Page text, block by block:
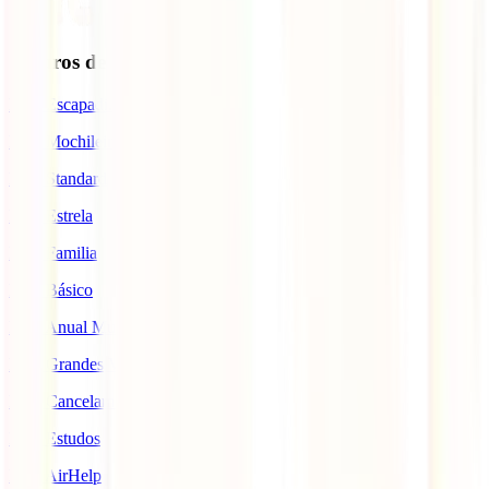
Seguros de Viagem
IATI Escapadinhas
IATI Mochileiro
IATI Standard
IATI Estrela
IATI Familia
IATI Básico
IATI Anual Multiviagem
IATI Grandes Viajantes
IATI Cancelamento Premium
IATI Estudos
IATI AirHelp